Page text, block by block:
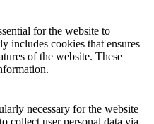
for the website to
includes cookies that ensures
of the website. These
necessary for the website